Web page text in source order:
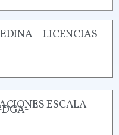
– LICENCIAS
ESCALA
DGA-